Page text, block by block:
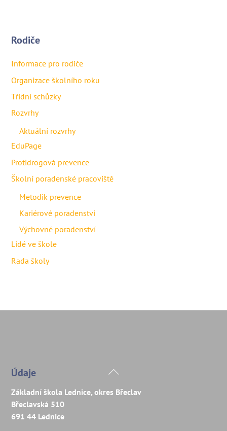
Rodiče
Informace pro rodiče
Organizace školního roku
Třídní schůzky
Rozvrhy
Aktuální rozvrhy
EduPage
Protidrogová prevence
Školní poradenské pracoviště
Metodik prevence
Kariérové poradenství
Výchovné poradenství
Lidé ve škole
Rada školy
Back
Top
Údaje
Základní škola Lednice, okres Břeclav
Břeclavská 510
691 44 Lednice